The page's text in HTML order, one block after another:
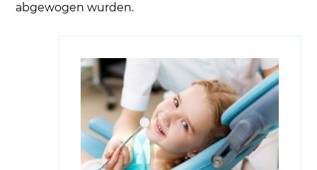
abgewogen wurden.